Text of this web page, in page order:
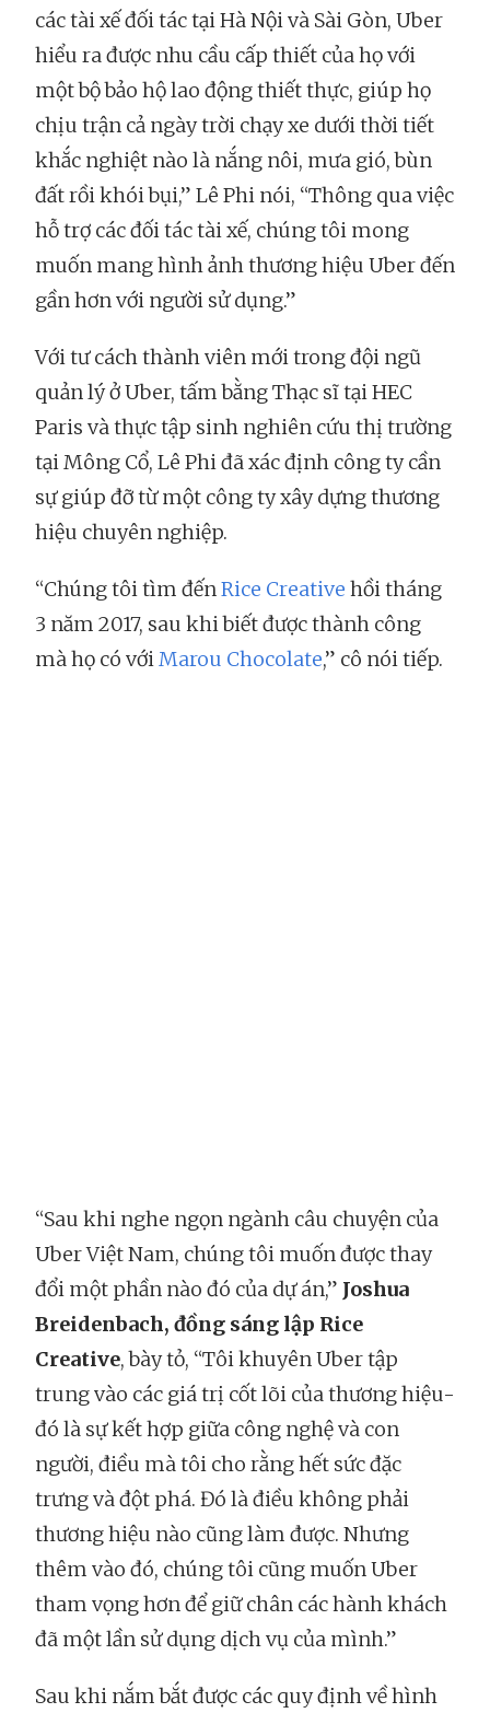
các tài xế đối tác tại Hà Nội và Sài Gòn, Uber
hiểu ra được nhu cầu cấp thiết của họ với
một bộ bảo hộ lao động thiết thực, giúp họ
chịu trận cả ngày trời chạy xe dưới thời tiết
khắc nghiệt nào là nắng nôi, mưa gió, bùn
đất rồi khói bụi,” Lê Phi nói, “Thông qua việc
hỗ trợ các đối tác tài xế, chúng tôi mong
muốn mang hình ảnh thương hiệu Uber đến
gần hơn với người sử dụng.”
Với tư cách thành viên mới trong đội ngũ
quản lý ở Uber, tấm bằng Thạc sĩ tại HEC
Paris và thực tập sinh nghiên cứu thị trường
tại Mông Cổ, Lê Phi đã xác định công ty cần
sự giúp đỡ từ một công ty xây dựng thương
hiệu chuyên nghiệp.
“Chúng tôi tìm đếnRice Creative hồi tháng
3 năm 2017, sau khi biết được thành công
mà họ có vớiMarou Chocolate,” cô nói tiếp.
“Sau khi nghe ngọn ngành câu chuyện của
Uber Việt Nam, chúng tôi muốn được thay
đổi một phần nào đó của dự án,” Joshua
Breidenbach, đồng sáng lập Rice
Creative, bày tỏ, “Tôi khuyên Uber tập
trung vào các giá trị cốt lõi của thương hiệu-
đó là sự kết hợp giữa công nghệ và con
người, điều mà tôi cho rằng hết sức đặc
trưng và đột phá. Đó là điều không phải
thương hiệu nào cũng làm được. Nhưng
thêm vào đó, chúng tôi cũng muốn Uber
tham vọng hơn để giữ chân các hành khách
đã một lần sử dụng dịch vụ của mình.”
Sau khi nắm bắt được các quy định về hình